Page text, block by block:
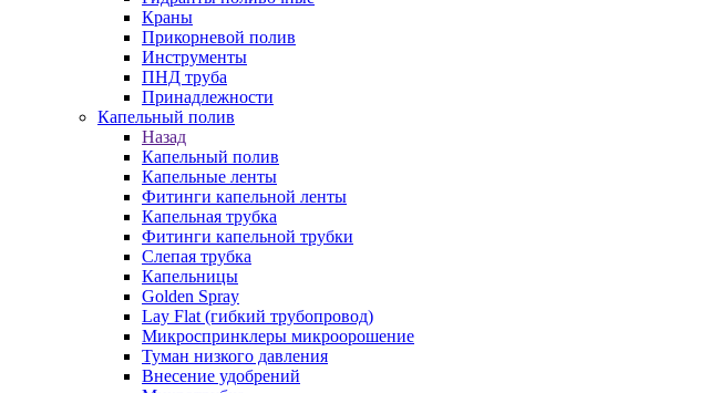
Краны
Прикорневой полив
Инструменты
ПНД труба
Принадлежности
Капельный полив
Назад
Капельный полив
Капельные ленты
Фитинги капельной ленты
Капельная трубка
Фитинги капельной трубки
Слепая трубка
Капельницы
Golden Spray
Lay Flat (гибкий трубопровод)
Микроспринклеры микроорошение
Туман низкого давления
Внесение удобрений